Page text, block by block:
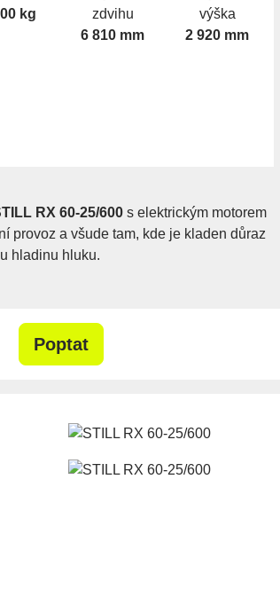
kg
zdvihu
6 810 mm
výška
2 920 mm
RX 60-25/600 s elektrickým motorem
provoz a všude tam, kde je kladen důraz
hladinu hluku.
Poptat